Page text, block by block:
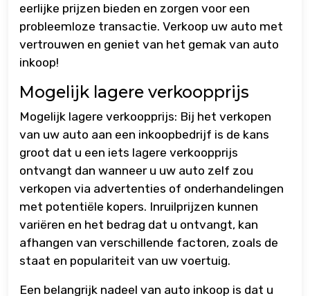
eerlijke prijzen bieden en zorgen voor een
probleemloze transactie. Verkoop uw auto met
vertrouwen en geniet van het gemak van auto
inkoop!
Mogelijk lagere verkoopprijs
Mogelijk lagere verkoopprijs: Bij het verkopen
van uw auto aan een inkoopbedrijf is de kans
groot dat u een iets lagere verkoopprijs
ontvangt dan wanneer u uw auto zelf zou
verkopen via advertenties of onderhandelingen
met potentiële kopers. Inruilprijzen kunnen
variëren en het bedrag dat u ontvangt, kan
afhangen van verschillende factoren, zoals de
staat en populariteit van uw voertuig.
Een belangrijk nadeel van auto inkoop is dat u